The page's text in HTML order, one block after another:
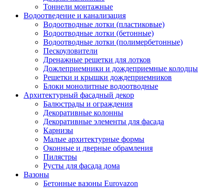
Тоннели монтажные
Водоотведение и канализация
Водоотводные лотки (пластиковые)
Водоотводные лотки (бетонные)
Водоотводные лотки (полимербетонные)
Пескоуловители
Дренажные решетки для лотков
Дожлеприемники и дождеприемные колодцы
Решетки и крышки дождеприемников
Блоки монолитные водоотводные
Архитектурный фасадный декор
Балюстрады и ограждения
Декоративные колонны
Декоративные элементы для фасада
Карнизы
Малые архитектурные формы
Оконные и дверные обрамления
Пилястры
Русты для фасада дома
Вазоны
Бетонные вазоны Eurovazon